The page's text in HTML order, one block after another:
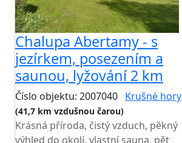
Chalupa Abertamy - s
jezírkem, posezením a
saunou, lyžování 2 km
Číslo objektu: 2007040 Krušné hory
(41,7 km vzdušnou čarou)
Krásná příroda, čistý vzduch, pěkný
výhled do okolí, vlastní sauna, pět